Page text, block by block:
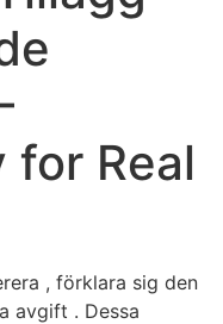
for Real
, förklara sig den
avgift . Dessa